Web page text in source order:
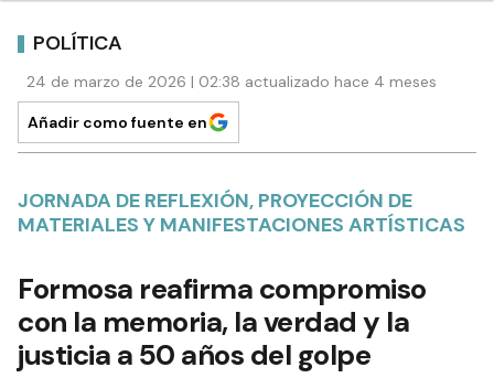
POLÍTICA
24 de marzo de 2026 | 02:38 actualizado hace 4 meses
Añadir como fuente en
JORNADA DE REFLEXIÓN, PROYECCIÓN DE
MATERIALES Y MANIFESTACIONES ARTÍSTICAS
Formosa reafirma compromiso
con la memoria, la verdad y la
justicia a 50 años del golpe